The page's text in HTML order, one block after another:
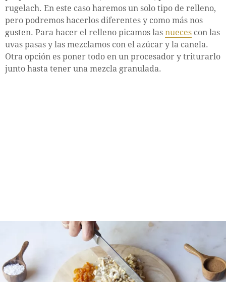
rugelach. En este caso haremos un solo tipo de relleno,
pero podremos hacerlos diferentes y como más nos
gusten. Para hacer el relleno picamos las nueces con las
uvas pasas y las mezclamos con el azúcar y la canela.
Otra opción es poner todo en un procesador y triturarlo
junto hasta tener una mezcla granulada.